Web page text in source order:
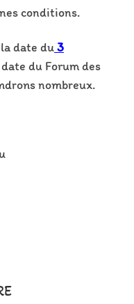
conditions.
date du3
du Forum des
nombreux.